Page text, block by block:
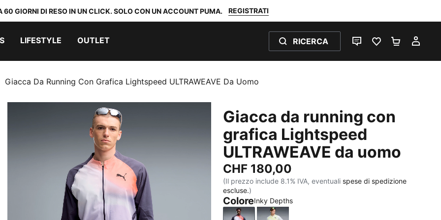
60 GIORNI DI RESO IN UN CLICK. SOLO CON UN ACCOUNT PUMA. REGISTRATI
LIFESTYLE OUTLET RICERCA
CHAT PREFERITI 0
Giacca Da Running Con Grafica Lightspeed ULTRAWEAVE Da Uomo
Giacca da running con
grafica Lightspeed
ULTRAWEAVE da uomo
CHF 180,00
(Il prezzo include 8.1% IVA, eventuali spese di spedizione
escluse.)
ColoreInky Depths